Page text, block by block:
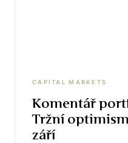
CAPITAL MARKETS
Komentář
Tržní
září